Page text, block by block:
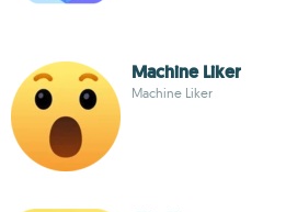
Machine Liker
Machine Liker